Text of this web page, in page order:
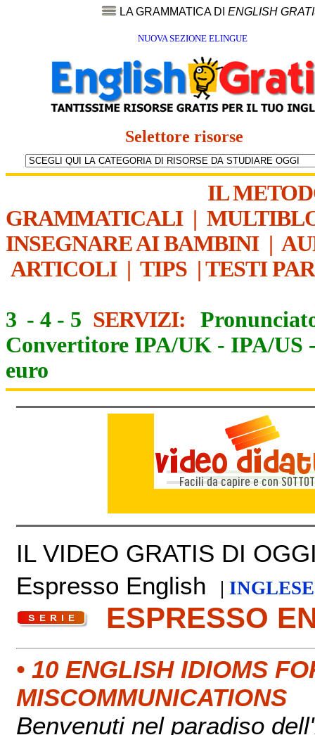
LA GRAMMATICA DI ENGLISH
NUOVA SEZIONE ELINGUE
Selettore risorse
IL
GRAMMATICALI|
INSEGNARE AI BAMBINI|
ARTICOLI| TIPS | TESTI
3 - 4 - 5 SERVIZI:
Convertitore IPA/UK - IPA/US
euro
IL VIDEO GRATIS DI
Espresso English
|
ESPRESSO
• 10 ENGLISH IDIOMS
MISCOMMUNICATIONS
Benvenuti nel paradiso